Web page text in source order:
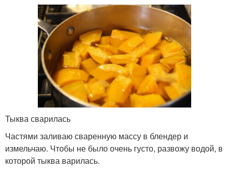
Тыква сварилась
Частями заливаю сваренную массу в блендер и
измельчаю. Чтобы не было очень густо, развожу водой, в
которой тыква варилась.